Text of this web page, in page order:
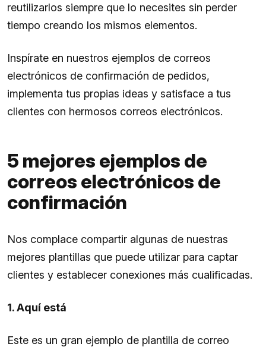
reutilizarlos siempre que lo necesites sin perder
tiempo creando los mismos elementos.
Inspírate en nuestros ejemplos de correos
electrónicos de confirmación de pedidos,
implementa tus propias ideas y satisface a tus
clientes con hermosos correos electrónicos.
5 mejores ejemplos de
correos electrónicos de
confirmación
Nos complace compartir algunas de nuestras
mejores plantillas que puede utilizar para captar
clientes y establecer conexiones más cualificadas.
1. Aquí está
Este es un gran ejemplo de plantilla de correo